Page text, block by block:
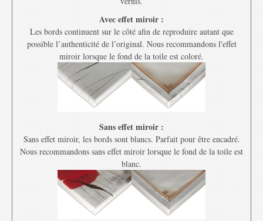
Avec effet miroir :
Les bords continuent sur le côté afin de reproduire autant que
possible l’authenticité de l’original. Nous recommandons l'effet
miroir lorsque le fond de la toile est coloré.
Sans effet miroir :
Sans effet miroir, les bords sont blancs. Parfait pour être encadré.
Nous recommandons sans effet miroir lorsque le fond de la toile est
blanc.